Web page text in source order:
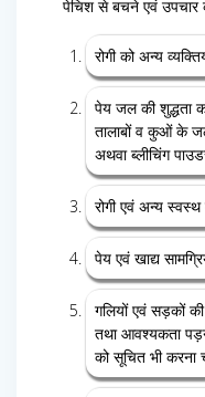
पेचिश से बचने एवं उपचार
रोगी को अन्य
पेय जल की शुद्धता
तालाबों व कुओं के
अथवा ब्लीचिंग
रोगी एवं अन्य
पेय एवं खाद्य
गलियों एवं सड़कों
तथा आवश्यकता
को सूचित भी करना